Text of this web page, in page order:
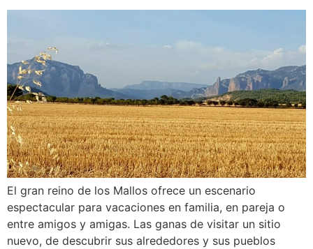
El gran reino de los Mallos ofrece un escenario
espectacular para vacaciones en familia, en pareja o
entre amigos y amigas. Las ganas de visitar un sitio
nuevo, de descubrir sus alrededores y sus pueblos